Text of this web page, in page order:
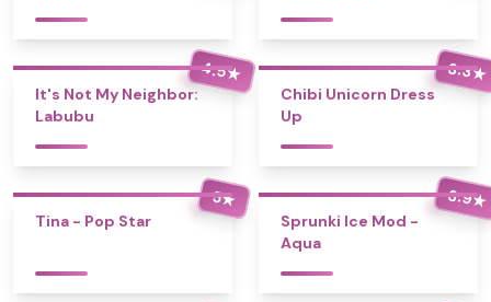
4.5★
It's Not My Neighbor:
Labubu
3.3★
Chibi Unicorn Dress
Up
5★
Tina - Pop Star
3.9★
Sprunki Ice Mod -
Aqua